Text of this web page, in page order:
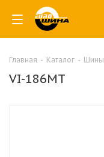
Главная - Каталог - Шины
VI-186MT